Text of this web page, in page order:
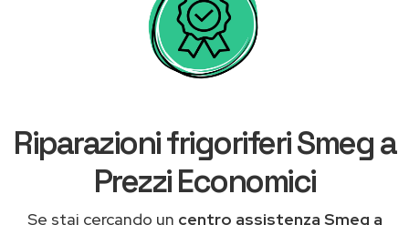
Riparazioni frigoriferi Smeg a
Prezzi Economici
Se stai cercando un centro assistenza Smeg a